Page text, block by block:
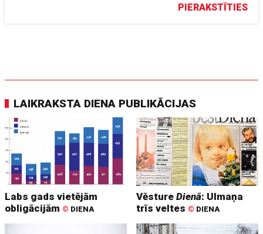
PIERAKSTĪTIES
LAIKRAKSTA DIENA PUBLIKĀCIJAS
Labs gads vietējām
obligācijām © DIENA
VēstureDienā: Ulmaņa
trīs veltes © DIENA